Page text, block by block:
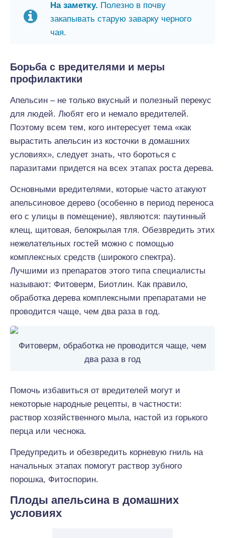
На заметку. Полезно в почву
закапывать старую заварку черного
чая.
Борьба с вредителями и меры
профилактики
Апельсин – не только вкусный и полезный перекус
для людей. Любят его и немало вредителей.
Поэтому всем тем, кого интересует тема «как
вырастить апельсин из косточки в домашних
условиях», следует знать, что бороться с
паразитами придется на всех этапах роста дерева.
Основными вредителями, которые часто атакуют
апельсиновое дерево (особенно в период переноса
его с улицы в помещение), являются: паутинный
клещ, щитовая, белокрылая тля. Обезвредить этих
нежелательных гостей можно с помощью
комплексных средств (широкого спектра).
Лучшими из препаратов этого типа специалисты
называют: Фитоверм, Биотлин. Как правило,
обработка дерева комплексными препаратами не
проводится чаще, чем два раза в год.
Фитоверм, обработка не проводится чаще, чем
два раза в год
Помочь избавиться от вредителей могут и
некоторые народные рецепты, в частности:
раствор хозяйственного мыла, настой из горького
перца или чеснока.
Предупредить и обезвредить корневую гниль на
начальных этапах помогут раствор зубного
порошка, Фитоспорин.
Плоды апельсина в домашних
условиях